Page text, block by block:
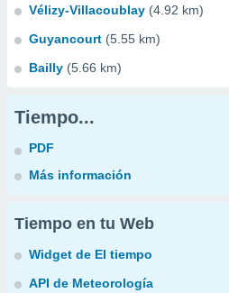
Vélizy-Villacoublay (4.92 km)
Guyancourt (5.55 km)
Bailly (5.66 km)
Tiempo...
PDF
Más información
Tiempo en tu Web
Widget de El tiempo
API de Meteorología